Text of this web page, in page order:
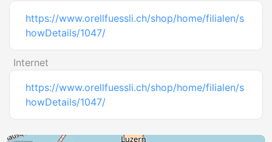
https://www.orellfuessli.ch/shop/home/filialen/s
howDetails/1047/
Internet
https://www.orellfuessli.ch/shop/home/filialen/s
howDetails/1047/